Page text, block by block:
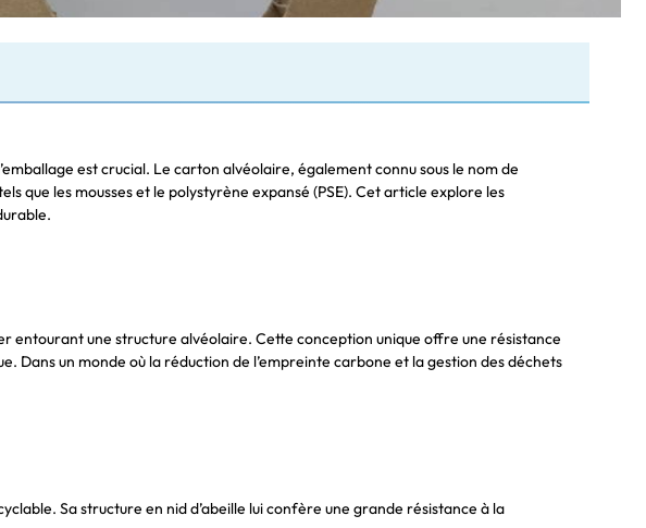
est crucial. Le carton alvéolaire, également connu sous le nom de
que les mousses et le polystyrène expansé (PSE). Cet article explore les
entourant une structure alvéolaire. Cette conception unique offre une résistance
un monde où la réduction de l’empreinte carbone et la gestion des déchets
Sa structure en nid d’abeille lui confère une grande résistance à la